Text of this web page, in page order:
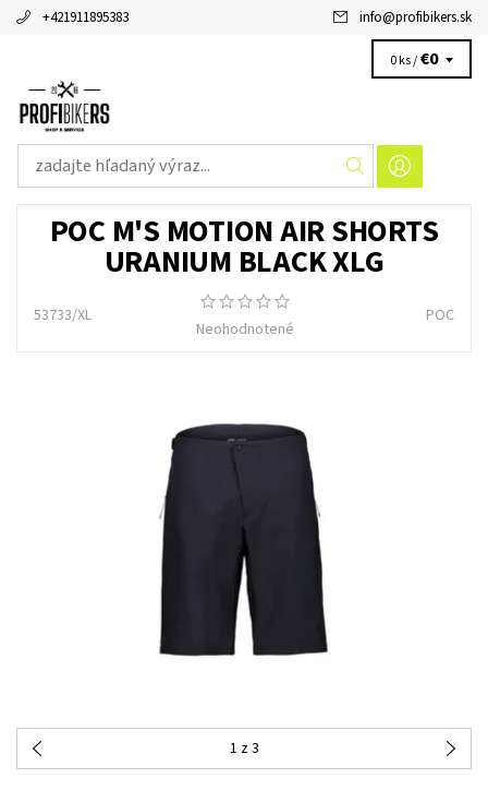
+421911895383 info@profibikers.sk
0 ks /€0
POC M'S MOTION AIR SHORTS
URANIUM BLACK XLG
53733/XL
Neohodnotené
POC
1 z 3